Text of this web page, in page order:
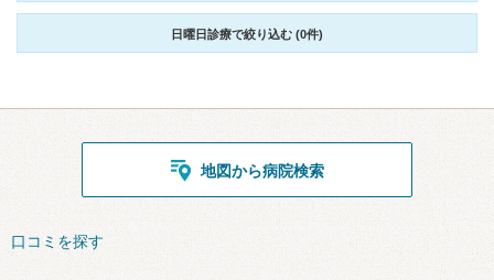
日曜日診療で絞り込む (0件)
地図から病院検索
口コミを探す